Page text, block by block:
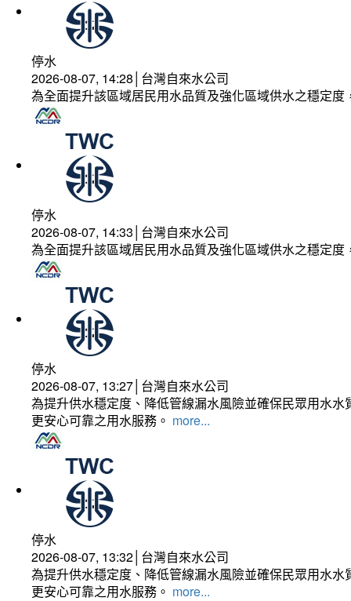
停水
2026-08-07, 14:28│台灣自來水公司
為全面提升該區域居民用水品質及強化區域供水之穩定
停水
2026-08-07, 14:33│台灣自來水公司
為全面提升該區域居民用水品質及強化區域供水之穩定
停水
2026-08-07, 13:27│台灣自來水公司
為提升供水穩定度、降低管線漏水風險並確保民眾用水
更安心可靠之用水服務。 more...
停水
2026-08-07, 13:32│台灣自來水公司
為提升供水穩定度、降低管線漏水風險並確保民眾用水
更安心可靠之用水服務。 more...